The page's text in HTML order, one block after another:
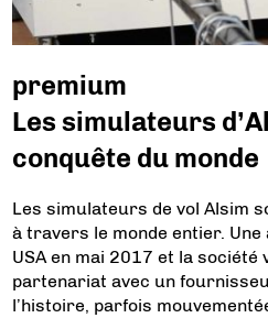
premium
Les simulateurs
conquête du monde
Les simulateurs de vol Alsim
à travers le monde entier.
USA en mai 2017 et la société
partenariat avec un
l’histoire, parfois